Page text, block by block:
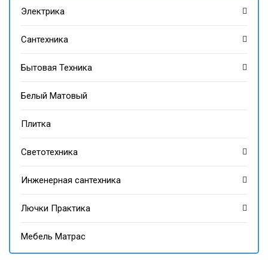
Электрика
Сантехника
Бытовая Техника
Белый Матовый
Плитка
Светотехника
Инженерная сантехника
Лючки Практика
Мебель Матрас